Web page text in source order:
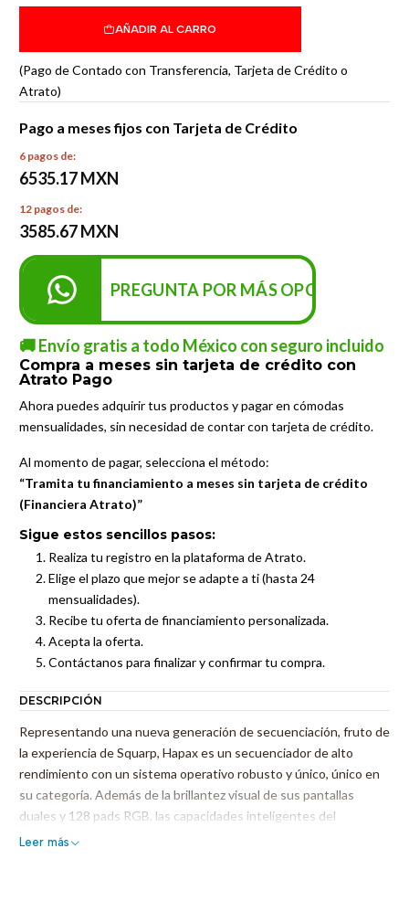
AÑADIR AL CARRO
(Pago de Contado con Transferencia, Tarjeta de Crédito o
Atrato)
Pago a meses fijos con Tarjeta de Crédito
6 pagos de:
6535.17 MXN
12 pagos de:
3585.67 MXN
PREGUNTA POR MÁS OPCIONES DE
🚚 Envío gratis a todo México con seguro incluido
Compra a meses sin tarjeta de crédito con
Atrato Pago
Ahora puedes adquirir tus productos y pagar en cómodas
mensualidades, sin necesidad de contar con tarjeta de crédito.
Al momento de pagar, selecciona el método:
“Tramita tu financiamiento a meses sin tarjeta de crédito
(Financiera Atrato)”
Sigue estos sencillos pasos:
Realiza tu registro en la plataforma de Atrato.
Elige el plazo que mejor se adapte a ti (hasta 24
mensualidades).
Recibe tu oferta de financiamiento personalizada.
Acepta la oferta.
Contáctanos para finalizar y confirmar tu compra.
DESCRIPCIÓN
Representando una nueva generación de secuenciación, fruto de
la experiencia de Squarp, Hapax es un secuenciador de alto
rendimiento con un sistema operativo robusto y único, único en
su categoría. Además de la brillantez visual de sus pantallas
duales y 128 pads RGB, las capacidades inteligentes del
secuenciador Hapax brillan con luz propia y ofrecen un sinfín de
Leer más